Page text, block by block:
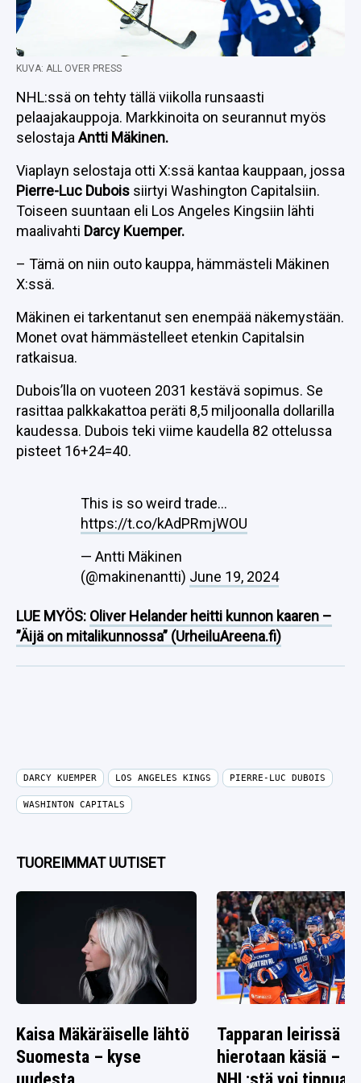
KUVA: ALL OVER PRESS
NHL:ssä on tehty tällä viikolla runsaasti
pelaajakauppoja. Markkinoita on seurannut myös
selostaja Antti Mäkinen.
Viaplayn selostaja otti X:ssä kantaa kauppaan, jossa
Pierre-Luc Dubois siirtyi Washington Capitalsiin.
Toiseen suuntaan eli Los Angeles Kingsiin lähti
maalivahti Darcy Kuemper.
– Tämä on niin outo kauppa, hämmästeli Mäkinen
X:ssä.
Mäkinen ei tarkentanut sen enempää näkemystään.
Monet ovat hämmästelleet etenkin Capitalsin
ratkaisua.
Dubois’lla on vuoteen 2031 kestävä sopimus. Se
rasittaa palkkakattoa peräti 8,5 miljoonalla dollarilla
kaudessa. Dubois teki viime kaudella 82 ottelussa
pisteet 16+24=40.
This is so weird trade…
https://t.co/kAdPRmjWOU
— Antti Mäkinen
(@makinenantti) June 19, 2024
LUE MYÖS: Oliver Helander heitti kunnon kaaren –
”Äijä on mitalikunnossa” (UrheiluAreena.fi)
DARCY KUEMPER LOS ANGELES KINGS PIERRE-LUC DUBOIS
WASHINTON CAPITALS
TUOREIMMAT UUTISET
Kaisa Mäkäräiselle lähtö
Suomesta – kyse
Tapparan leirissä
hierotaan käsiä –